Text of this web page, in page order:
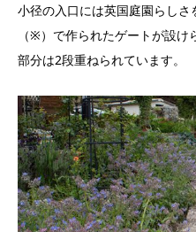
小径の入口には英国庭園らし
（※）で作られたゲートが設
部分は2段重ねられています。